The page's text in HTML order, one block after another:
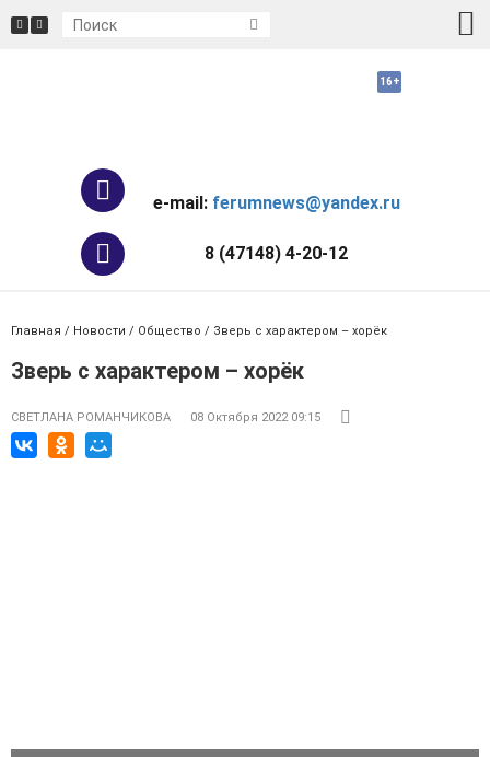
e-mail: ferumnews@yandex.ru
8 (47148) 4-20-12
Главная / Новости / Общество / Зверь с характером – хорёк
Зверь с характером – хорёк
СВЕТЛАНА РОМАНЧИКОВА 08 Октября 2022 09:15